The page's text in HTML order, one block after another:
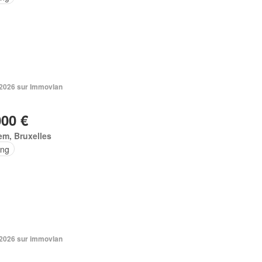
sur Immovlan
€
Bruxelles
sur immovlan